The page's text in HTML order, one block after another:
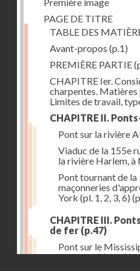
PAGE DE TITRE
TABLE DES
Avant-propos (p.1)
PREMIÈRE PARTIE
CHAPITRE Ier.
charpentes. Matières
Limites de travail,
CHAPITRE II.
Pont sur la rivière
Viaduc de la 155e
la rivière Harlem, à
Pont tournant de la
maçonneries
York (pl. 1, 2, 3, 6)
CHAPITRE III.
de fer (p.47)
Pont sur le
11, 12, 13)(p.47)